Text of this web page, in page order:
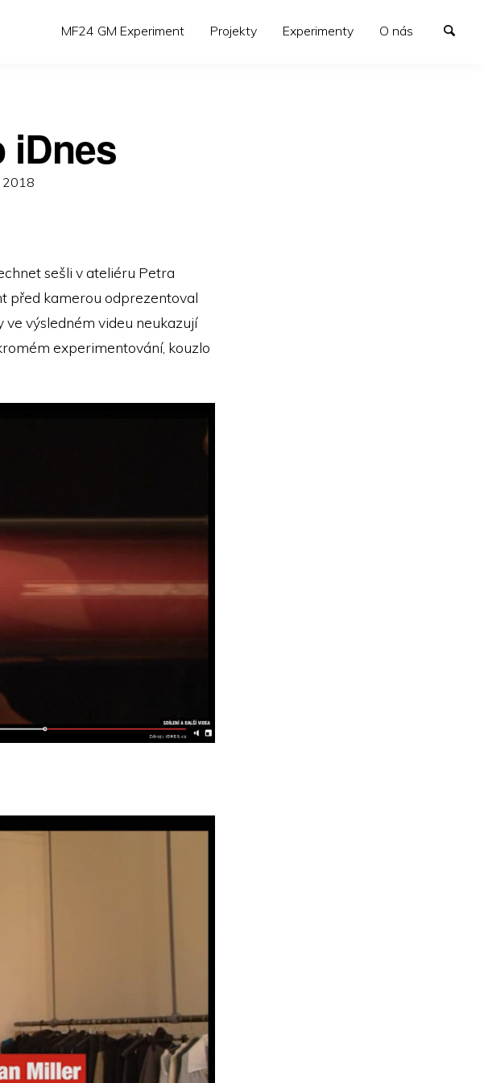
MF24 GM Experiment Projekty Experimenty O nás
iDnes
2018
sešli v ateliéru Petra
před kamerou odprezentoval
výsledném videu neukazují
experimentování, kouzlo